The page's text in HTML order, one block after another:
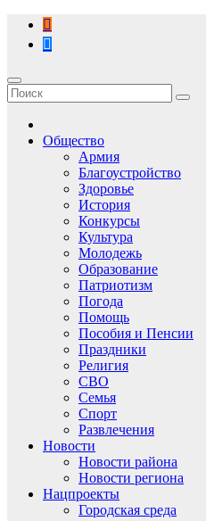
Перейти
содержимому
Общество
Армия
Благоустройство
Здоровье
История
Конкурсы
Культура
Молодежь
Образование
Патриотизм
Погода
Помощь
Пособия и Пенсии
Праздники
Религия
СВО
Семья
Спорт
Развлечения
Новости
Новости района
Новости региона
Нацпроекты
Городская среда